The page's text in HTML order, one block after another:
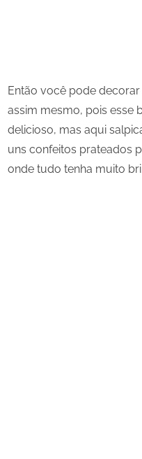
Então você pode
assim mesmo, pois esse
delicioso, mas aqui
uns confeitos prateados
onde tudo tenha muito